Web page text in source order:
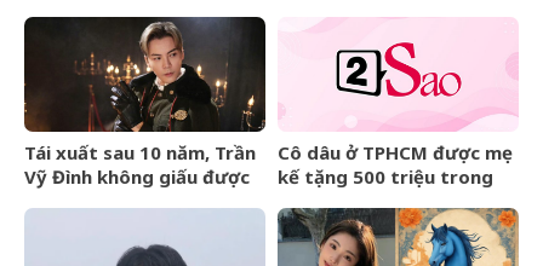
Tái xuất sau 10 năm, Trần
Vỹ Đình không giấu được
Cô dâu ở TPHCM được mẹ
kế tặng 500 triệu trong
‘gây sốt’